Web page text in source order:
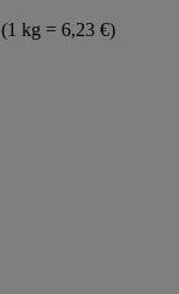
kg = 6,23 €)